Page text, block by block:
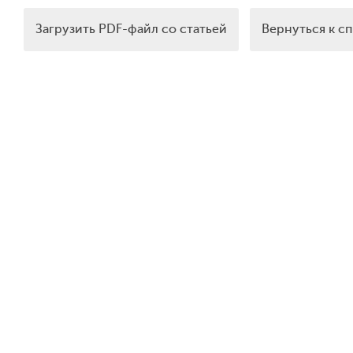
Загрузить PDF-файл со статьей Вернуться к